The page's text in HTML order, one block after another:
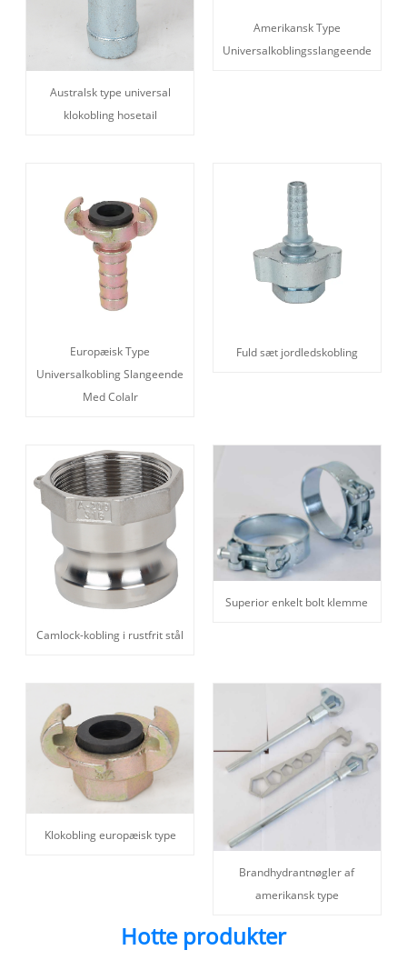
Australsk type universal
klokobling hosetail
Amerikansk Type
Universalkoblingsslangeende
Europæisk Type
Universalkobling Slangeende
Med Colalr
Fuld sæt jordledskobling
Camlock-kobling i rustfrit stål
Superior enkelt bolt klemme
Klokobling europæisk type
Brandhydrantnøgler af
amerikansk type
Hotte produkter